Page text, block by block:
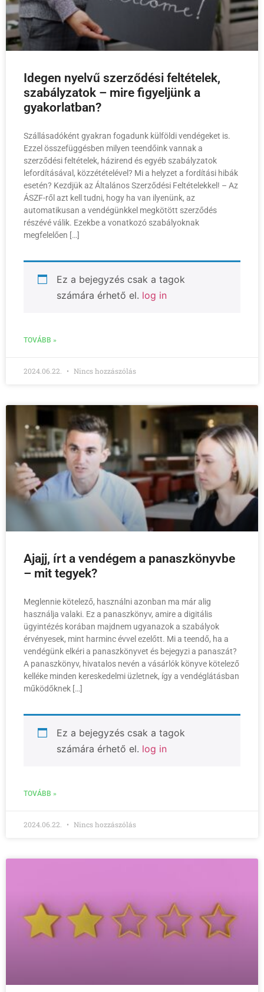
Idegen nyelvű szerződési feltételek,
szabályzatok – mire figyeljünk a
gyakorlatban?
Szállásadóként gyakran fogadunk külföldi vendégeket is.
Ezzel összefüggésben milyen teendőink vannak a
szerződési feltételek, házirend és egyéb szabályzatok
lefordításával, közzétételével? Mi a helyzet a fordítási hibák
esetén? Kezdjük az Általános Szerződési Feltételekkel! – Az
ÁSZF-ről azt kell tudni, hogy ha van ilyenünk, az
automatikusan a vendégünkkel megkötött szerződés
részévé válik. Ezekbe a vonatkozó szabályoknak
megfelelően […]
Ez a bejegyzés csak a tagok
számára érhető el. log in
TOVÁBB »
2024.06.22. Nincs hozzászólás
Ajajj, írt a vendégem a panaszkönyvbe
– mit tegyek?
Meglennie kötelező, használni azonban ma már alig
használja valaki. Ez a panaszkönyv, amire a digitális
ügyintézés korában majdnem ugyanazok a szabályok
érvényesek, mint harminc évvel ezelőtt. Mi a teendő, ha a
vendégünk elkéri a panaszkönyvet és bejegyzi a panaszát?
A panaszkönyv, hivatalos nevén a vásárlók könyve kötelező
kelléke minden kereskedelmi üzletnek, így a vendéglátásban
működőknek […]
Ez a bejegyzés csak a tagok
számára érhető el. log in
TOVÁBB »
2024.06.22. Nincs hozzászólás